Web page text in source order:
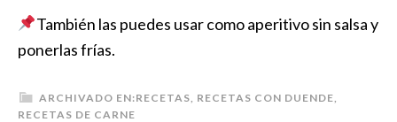
También las puedes usar como aperitivo sin salsa y
ponerlas frías.
ARCHIVADO EN:RECETAS RECETAS CON DUENDE
RECETAS DE CARNE